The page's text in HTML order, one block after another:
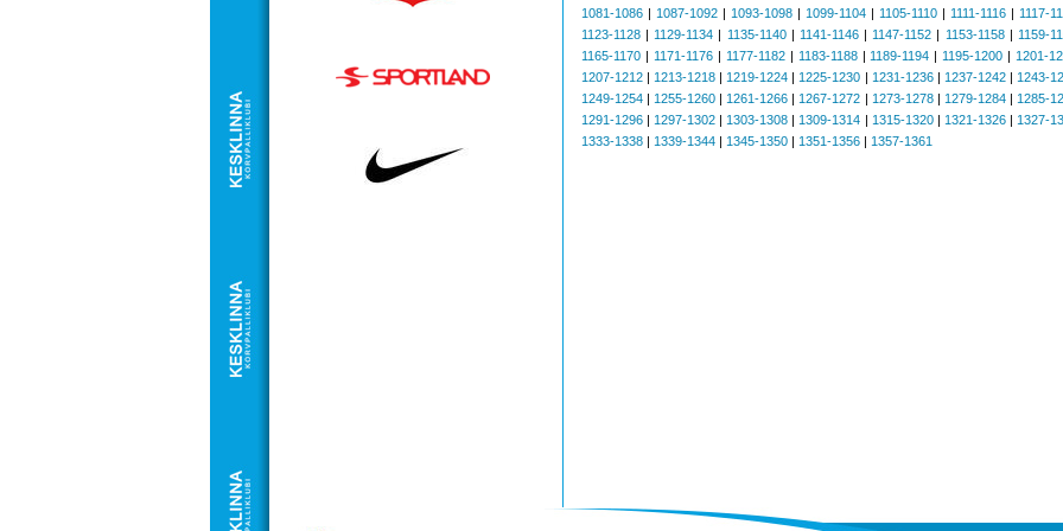
1081-1086 | 1087-1092 | 1093-1098 | 1099-1104 | 1105-1110 | 1111-1116 | 1117-
1123-1128 | 1129-1134 | 1135-1140| 1141-1146| 1147-1152 | 1153-1158| 1159-
1165-1170 | 1171-1176| 1177-1182| 1183-1188| 1189-1194 | 1195-1200 | 1201-
1207-1212 | 1213-1218 | 1219-1224 | 1225-1230 | 1231-1236| 1237-1242| 1243-
1249-1254 | 1255-1260 | 1261-1266 | 1267-1272 | 1273-1278| 1279-1284| 1285-
1291-1296 | 1297-1302 | 1303-1308 | 1309-1314 | 1315-1320| 1321-1326| 1327-
1333-1338 | 1339-1344 | 1345-1350 | 1351-1356 | 1357-1361